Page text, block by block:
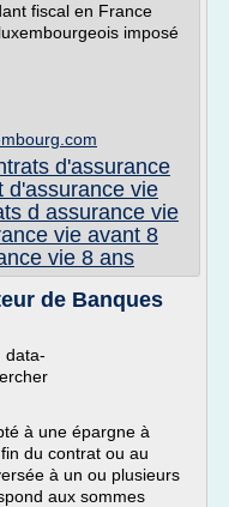
fiscal en France
imposé
d'assurance
d'assurance vie
d assurance vie
vie avant 8
vie 8 ans
de Banques
data-
à une épargne à
du contrat ou au
à un ou plusieurs
aux sommes